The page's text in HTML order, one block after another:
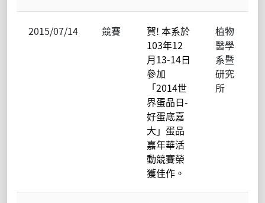
2015/07/14 競賽
賀! 本系於
103年12
月13-14日
參加
「2014世
界蛋品日-
好蛋底嘉
大」蛋品
嘉年華活
動競賽榮
獲佳作。
植物
醫學
系暨
研究
所